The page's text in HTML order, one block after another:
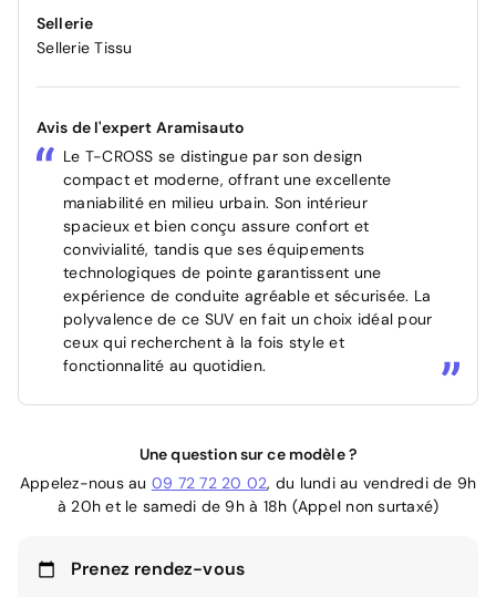
Sellerie
Sellerie Tissu
Avis de l'expert Aramisauto
Le T-CROSS se distingue par son design
compact et moderne, offrant une excellente
maniabilité en milieu urbain. Son intérieur
spacieux et bien conçu assure confort et
convivialité, tandis que ses équipements
technologiques de pointe garantissent une
expérience de conduite agréable et sécurisée. La
polyvalence de ce SUV en fait un choix idéal pour
ceux qui recherchent à la fois style et
fonctionnalité au quotidien.
Une question sur ce modèle ?
Appelez-nous au 09 72 72 20 02, du lundi au vendredi de 9h
à 20h et le samedi de 9h à 18h (Appel non surtaxé)
Prenez rendez-vous